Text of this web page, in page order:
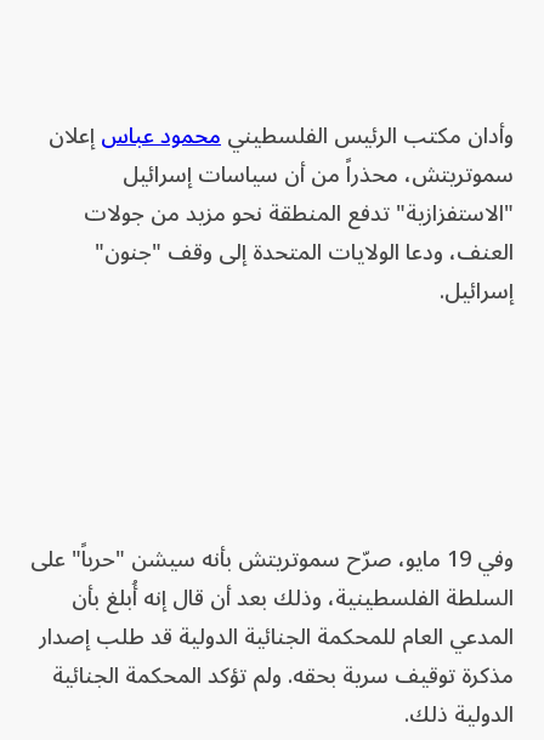
وأدان مكتب الرئيس الفلسطينيمحمود عباسإعلان
سموتريتش، محذراً من أن سياسات إسرائيل
"الاستفزازية" تدفع المنطقة نحو مزيد من جولات
العنف، ودعا الولايات المتحدة إلى وقف "جنون"
إسرائيل.
وفي 19 مايو، صرّح سموتريتش بأنه سيشن "حرباً" على
السلطة الفلسطينية، وذلك بعد أن قال إنه أُبلغ بأن
المدعي العام للمحكمة الجنائية الدولية قد طلب إصدار
مذكرة توقيف سرية بحقه. ولم تؤكد المحكمة الجنائية
الدولية ذلك.